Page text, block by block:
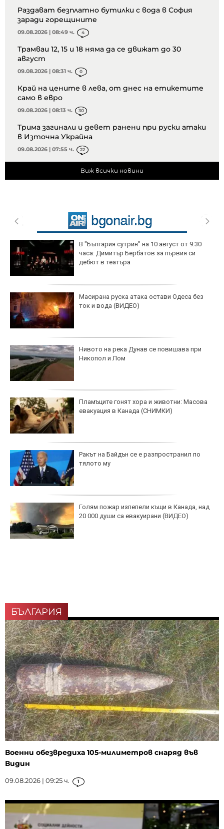
Раздават безплатно бутилки с вода в София
заради горещините
09.08.2026 | 08:49 ч. 4
Трамваи 12, 15 и 18 няма да се движат до 30
август
09.08.2026 | 08:31 ч. 0
Край на цените в лева, от днес на етикетите
само в евро
09.08.2026 | 08:13 ч. 30
Трима загинали и девет ранени при руски атаки
в Източна Украйна
09.08.2026 | 07:55 ч. 22
Виж всички новини
В "България сутрин" на 10 август от 9:30
часа: Димитър Бербатов за първия си
дебют в театъра
Масирана руска атака остави Одеса без
ток и вода (ВИДЕО)
Нивото на река Дунав се повишава при
Никопол и Лом
Пламъците гонят хора и животни: Масова
евакуация в Канада (СНИМКИ)
Ракът на Байдън се е разпространил по
тялото му
Голям пожар изпепели къщи в Канада, над
20 000 души са евакуирани (ВИДЕО)
БЪЛГАРИЯ
Военни обезвредиха 105-милиметров снаряд във
Видин
09.08.2026 | 09:25 ч. 1